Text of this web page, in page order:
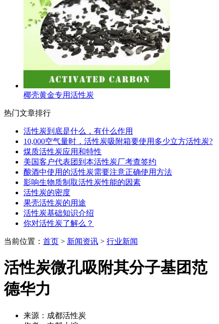
椰壳黄金专用活性炭
热门文章排行
活性炭到底是什么，有什么作用
10,000空气量时，活性炭吸附箱要使用多少立方活性炭?
煤质活性炭应用和特性
美国客户代表团到本活性炭厂考查签约
酿酒中使用的活性炭需要注意正确使用方法
影响生物质制取活性炭性能的因素
活性炭的密度
果壳活性炭的用途
活性炭基础知识介绍
你对活性炭了解么？
当前位置： 首页 > 新闻资讯 > 行业新闻
活性炭微孔吸附其分子基团范
德华力
来源：成都活性炭